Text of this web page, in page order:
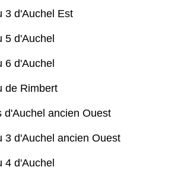
3 d'Auchel Est
5 d'Auchel
6 d'Auchel
de Rimbert
d'Auchel ancien Ouest
3 d'Auchel ancien Ouest
4 d'Auchel